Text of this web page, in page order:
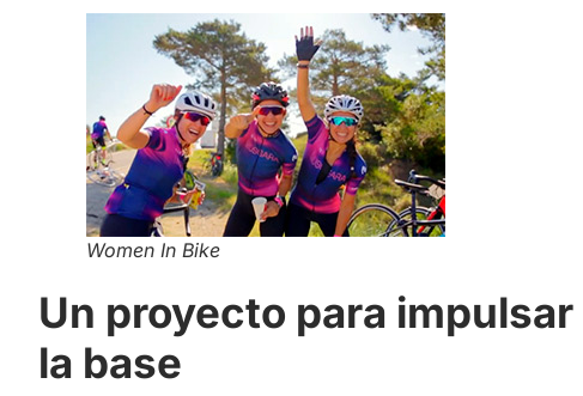
Women In Bike
Un proyecto para
la base